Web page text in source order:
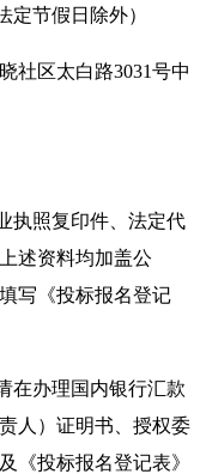
定节假日 除外）
社区太白路3031号中
执照复印件、法定代
述资料均加盖公
写《投标报名登记
在办理国内银行汇款
人）证明书、授权委
《投标报名登记表》